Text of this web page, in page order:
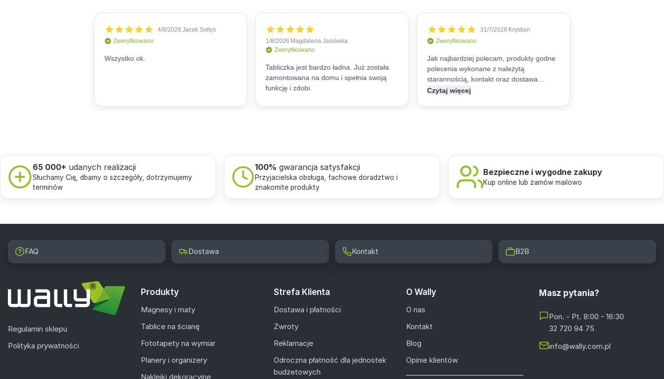
65 000+ udanych realizacji
Słuchamy Cię, dbamy o szczegóły, dotrzymujemy
terminów
100% gwarancja satysfakcji
Przyjacielska obsługa, fachowe doradztwo i
znakomite produkty
Bezpieczne i wygodne zakupy
Kup online lub zamów mailowo
FAQ Dostawa Kontakt B2B
Regulamin sklepu
Polityka prywatności
Produkty
Magnesy i maty
Tablice na ścianę
Fototapety na wymiar
Planery i organizery
Naklejki dekoracyjne
Strefa Klienta
Dostawa i płatności
Zwroty
Reklamacje
Odroczna płatność dla jednostek
budżetowych
O Wally
O nas
Kontakt
Blog
Opinie klientów
Masz pytania?
Pon. - Pt. 8:00 - 16:30
32 720 94 75
info@wally.com.pl